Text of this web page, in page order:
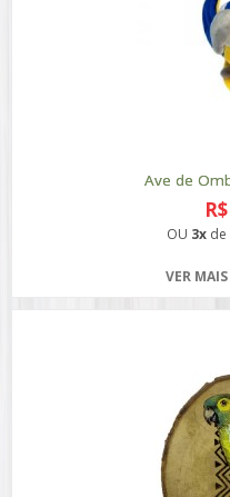
Ave de
OU 3x de
VER MAIS